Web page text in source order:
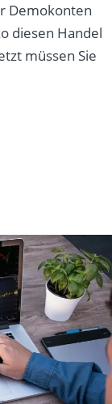
Demokonten
diesen Handel
müssen Sie